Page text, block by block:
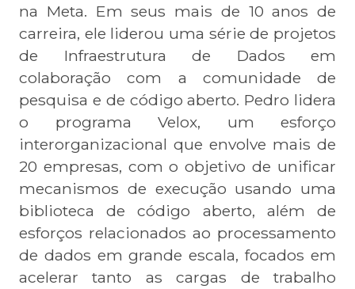
na Meta. Em seus mais de 10 anos de
carreira, ele liderou uma série de projetos
de Infraestrutura de Dados em
colaboração com a comunidade de
pesquisa e de código aberto. Pedro lidera
o programa Velox, um esforço
interorganizacional que envolve mais de
20 empresas, com o objetivo de unificar
mecanismos de execução usando uma
biblioteca de código aberto, além de
esforços relacionados ao processamento
de dados em grande escala, focados em
acelerar tanto as cargas de trabalho